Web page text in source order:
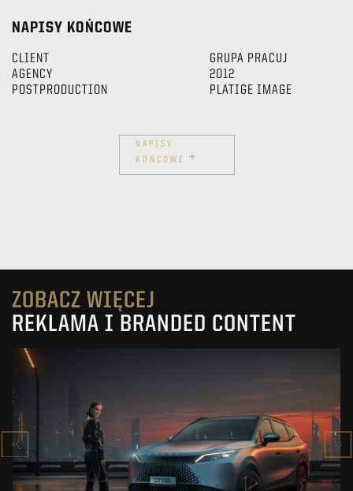
NAPISY KOŃCOWE
CLIENT
GRUPA PRACUJ
AGENCY
2012
POSTPRODUCTION
PLATIGE IMAGE
NAPISY
KOŃCOWE +
ZOBACZ WIĘCEJ
REKLAMA I BRANDED CONTENT
OMODA 7
SUPER HYBRID
ZOBACZ PROJEKT